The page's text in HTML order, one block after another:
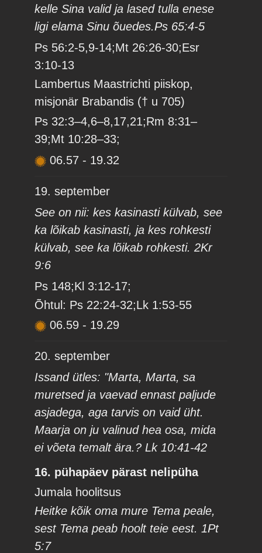
kelle Sina valid ja lased tulla enese
ligi elama Sinu õuedes.Ps 65:4-5
Ps 56:2-5,9-14;Mt 26:26-30;Esr
3:10-13
Lambertus Maastrichti piiskop,
misjonär Brabandis († u 705)
Ps 32:3–4,6–8,17,21;Rm 8:31–
39;Mt 10:28–33;
06.57 - 19.32
19. september
See on nii: kes kasinasti külvab, see
ka lõikab kasinasti, ja kes rohkesti
külvab, see ka lõikab rohkesti. 2Kr
9:6
Ps 148;Kl 3:12-17;
Õhtul: Ps 22:24-32;Lk 1:53-55
06.59 - 19.29
20. september
Issand ütles: "Marta, Marta, sa
muretsed ja vaevad ennast paljude
asjadega, aga tarvis on vaid üht.
Maarja on ju valinud hea osa, mida
ei võeta temalt ära.? Lk 10:41-42
16. pühapäev pärast nelipüha
Jumala hoolitsus
Heitke kõik oma mure Tema peale,
sest Tema peab hoolt teie eest. 1Pt
5:7